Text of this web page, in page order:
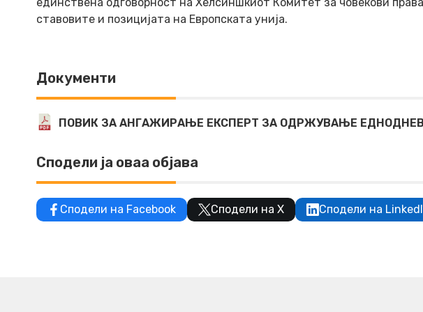
ставовите и позицијата на Европската унија.
Документи
ПОВИК ЗА АНГАЖИРАЊЕ ЕКСПЕРТ ЗА ОДРЖУВАЊЕ
Сподели ја оваа објава
Сподели на Facebook Сподели на X Сподели на